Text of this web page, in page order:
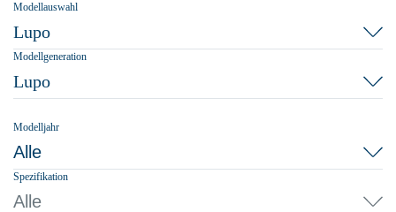
Modellauswahl
Lupo
Modellgeneration
Lupo
Modelljahr
Alle
Spezifikation
Alle